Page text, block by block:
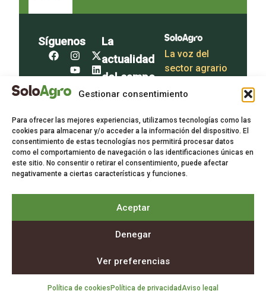
Gestionar consentimiento
Para ofrecer las mejores experiencias, utilizamos tecnologías como las
cookies para almacenar y/o acceder a la información del dispositivo. El
consentimiento de estas tecnologías nos permitirá procesar datos
como el comportamiento de navegación o las identificaciones únicas en
este sitio. No consentir o retirar el consentimiento, puede afectar
negativamente a ciertas características y funciones.
Aceptar
Denegar
Ver preferencias
Política de cookies Política de privacidadAviso legal
La voz del
sector agrario
La
actualidad
del campo
en tu
entrada.
Suscríbete
gratis a
newsletter.
Suscríbete
Síguenos